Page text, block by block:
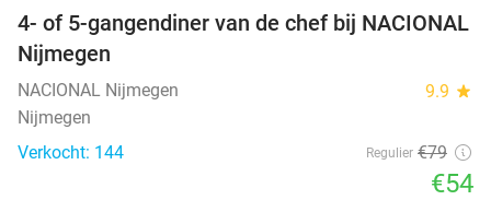
32%
4- of 5-gangendiner van de chef bij NACIONAL
Nijmegen
NACIONAL Nijmegen 9.9 star
Nijmegen
Verkocht: 144
Regulier €79
€54